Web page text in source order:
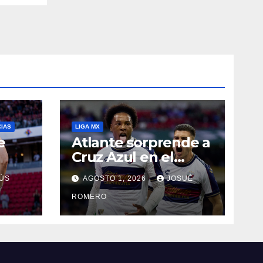
LIGA MX
Atlante sorprende a
Cruz Azul en el
Banorte
AGOSTO 1, 2026 JOSUÉ
ROMERO